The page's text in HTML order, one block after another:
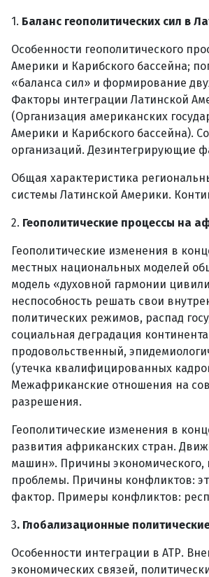
1. Баланс геополитических сил в
Особенности геополитического
Америки и Карибского бассейна;
«баланса сил» и формирование
Факторы интеграции Латинской
(Организация американских
Америки и Карибского бассейна).
организаций. Дезинтегрирующие
Общая характеристика
системы Латинской Америки.
2. Геополитические процессы на
Геополитические изменения в
местных национальных моделей
модель «духовной гармонии
неспособность решать свои
политических режимов, распад
социальная деградация
продовольственный,
(утечка квалифицированных
Межафриканские отношения на
разрешения.
Геополитические изменения в
развития африканских стран.
машин». Причины экономического,
проблемы. Причины конфликтов:
фактор. Примеры конфликтов:
3. Глобализационные
Особенности интеграции в АТР.
экономических связей,